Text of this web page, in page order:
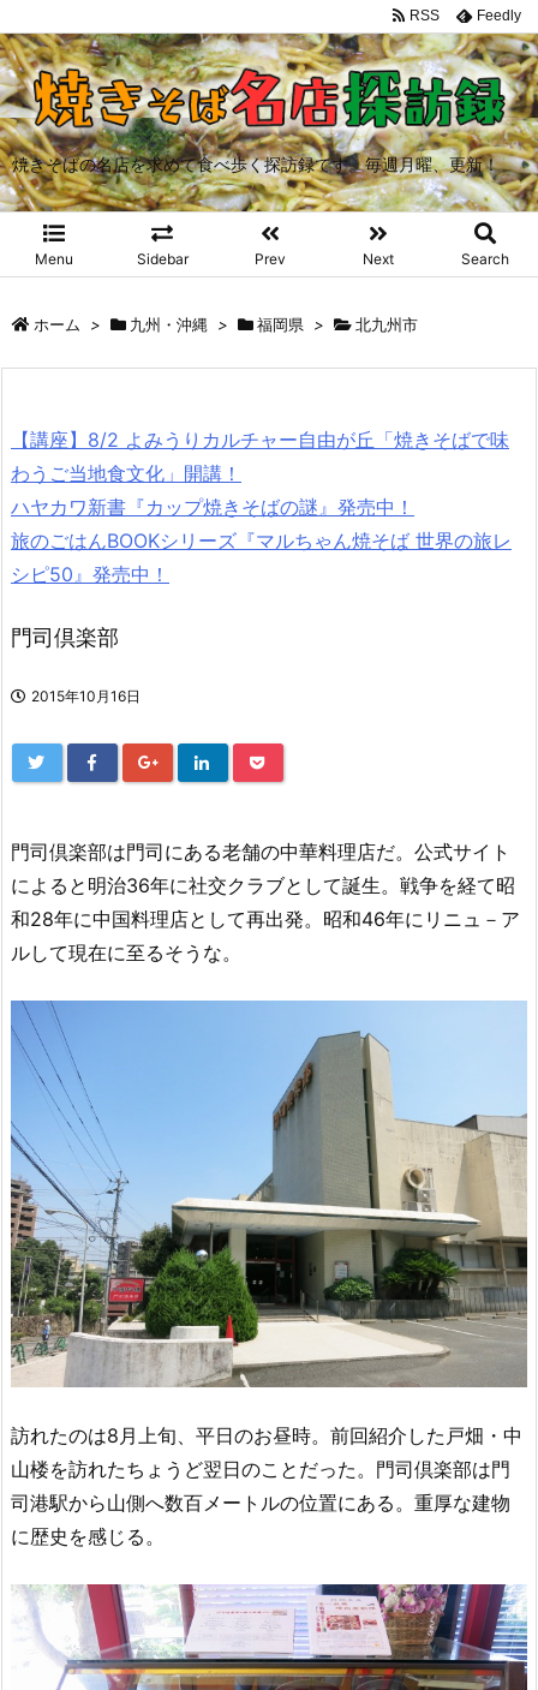
焼きそばの名店を求めて食べ歩く探訪録です。毎週月曜、更新！
Menu Sidebar Prev Next Search
RSS Feedly
ホーム > 九州・沖縄 > 福岡県 > 北九州市
【講座】8/2 よみうりカルチャー自由が丘「焼きそばで味
わうご当地食文化」開講！
ハヤカワ新書『カップ焼きそばの謎』発売中！
旅のごはんBOOKシリーズ『マルちゃん焼そば 世界の旅レ
シピ50』発売中！
門司倶楽部
2015年10月16日
門司倶楽部は門司にある老舗の中華料理店だ。公式サイト
によると明治36年に社交クラブとして誕生。戦争を経て昭
和28年に中国料理店として再出発。昭和46年にリニュ－ア
ルして現在に至るそうな。
訪れたのは8月上旬、平日のお昼時。前回紹介した戸畑・中
山楼を訪れたちょうど翌日のことだった。門司倶楽部は門
司港駅から山側へ数百メートルの位置にある。重厚な建物
に歴史を感じる。